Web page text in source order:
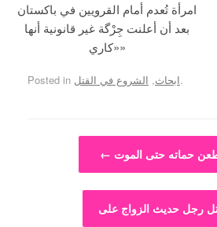
امرأة تُعدم أمام القرويين في باكستان
بعد أن أعلنت جِرْگة غير قانونية أنها
«كاري»
Posted in ابحاث, الشروع في القتل .
Post navigation
←